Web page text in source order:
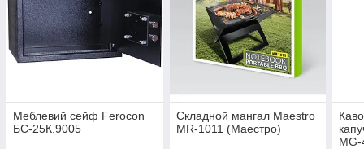
Меблевий сейф Ferocon
БС-25К.9005
Складной мангал Maestro
MR-1011 (Маестро)